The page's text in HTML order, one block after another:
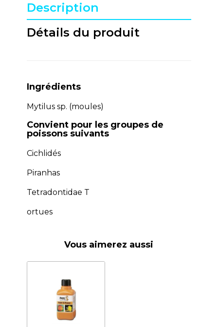
Description
Détails du produit
Ingrédients
Mytilus sp. (moules)
Convient pour les groupes de
poissons suivants
Cichlidés
Piranhas
Tetradontidae T
ortues
Vous aimerez aussi